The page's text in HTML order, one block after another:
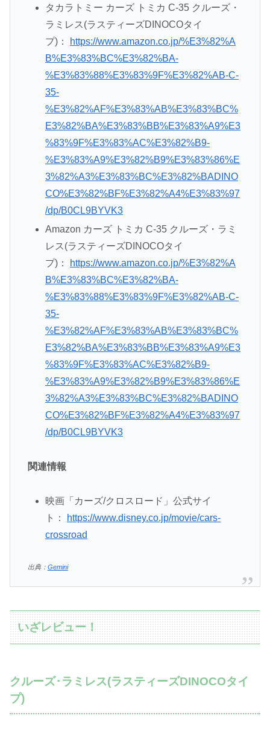
タカラトミー カーズ トミカ C-35 クルーズ・
ラミレス(ラスティーズDINOCOタイ
プ)：
https://www.amazon.co.jp/%E3%82%A
B%E3%83%BC%E3%82%BA-
%E3%83%88%E3%83%9F%E3%82%AB-C-
35-
%E3%82%AF%E3%83%AB%E3%83%BC%
E3%82%BA%E3%83%BB%E3%83%A9%E3
%83%9F%E3%83%AC%E3%82%B9-
%E3%83%A9%E3%82%B9%E3%83%86%E
3%82%A3%E3%83%BC%E3%82%BADINO
CO%E3%82%BF%E3%82%A4%E3%83%97
/dp/B0CL9BYVK3
Amazon カーズ トミカ C-35 クルーズ・ラミ
レス(ラスティーズDINOCOタイ
プ)：
https://www.amazon.co.jp/%E3%82%A
B%E3%83%BC%E3%82%BA-
%E3%83%88%E3%83%9F%E3%82%AB-C-
35-
%E3%82%AF%E3%83%AB%E3%83%BC%
E3%82%BA%E3%83%BB%E3%83%A9%E3
%83%9F%E3%83%AC%E3%82%B9-
%E3%83%A9%E3%82%B9%E3%83%86%E
3%82%A3%E3%83%BC%E3%82%BADINO
CO%E3%82%BF%E3%82%A4%E3%83%97
/dp/B0CL9BYVK3
関連情報
映画「カーズ/クロスロード」公式サイ
ト：
https://www.disney.co.jp/movie/cars-
crossroad
出典： Gemini
いざレビュー！
クルーズ･ラミレス(ラスティーズDINOCOタイ
プ)